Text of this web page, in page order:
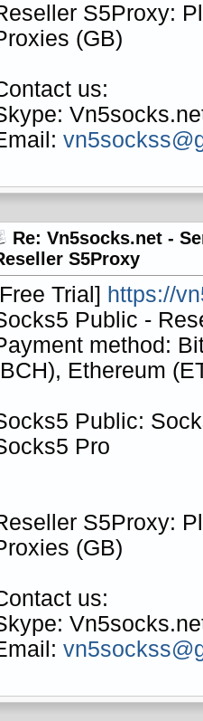
S5Proxy:
(GB)
us:
Re: Vn5socks.net -
S5Proxy
Trial] https://
Public -
method:
Ethereum
Public:
Pro
S5Proxy:
(GB)
us: